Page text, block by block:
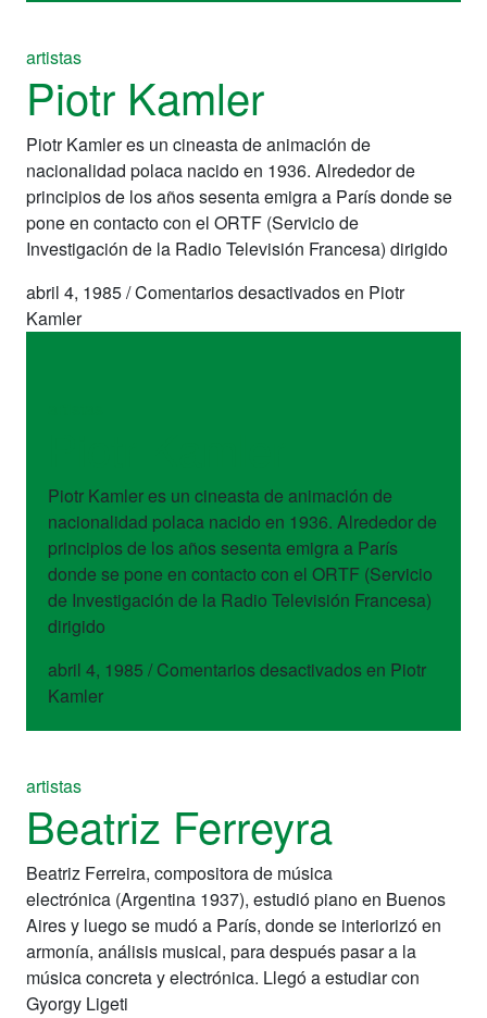
artistas
Piotr Kamler
Piotr Kamler es un cineasta de animación de
nacionalidad polaca nacido en 1936. Alrededor de
principios de los años sesenta emigra a París donde se
pone en contacto con el ORTF (Servicio de
Investigación de la Radio Televisión Francesa) dirigido
abril 4, 1985/Comentarios desactivadosen Piotr
Kamler
Piotr Kamler es un cineasta de animación de
nacionalidad polaca nacido en 1936. Alrededor de
principios de los años sesenta emigra a París
donde se pone en contacto con el ORTF (Servicio
de Investigación de la Radio Televisión Francesa)
dirigido
abril 4, 1985 / Comentarios desactivadosen Piotr
Kamler
artistas
Beatriz Ferreyra
Beatriz Ferreira, compositora de música
electrónica (Argentina 1937), estudió piano en Buenos
Aires y luego se mudó a París, donde se interiorizó en
armonía, análisis musical, para después pasar a la
música concreta y electrónica. Llegó a estudiar con
Gyorgy Ligeti